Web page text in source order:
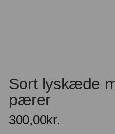
Sort lyskæde
pærer
300,00kr.